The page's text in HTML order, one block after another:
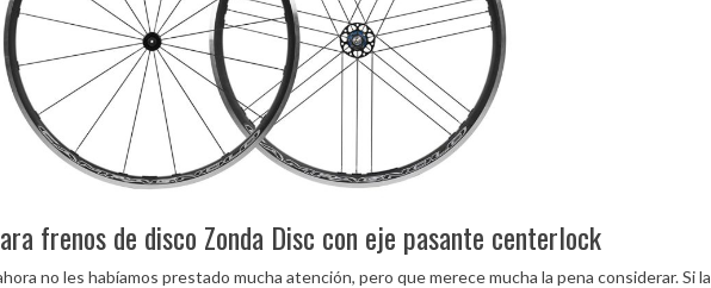
frenos de disco Zonda Disc con eje pasante centerlock
no les habíamos prestado mucha atención, pero que merece mucha la pena considerar. Si la